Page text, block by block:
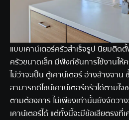
แบบเคาน์เตอร์ครัวสำเร็จรูป นิยมติด
ครัวขนาดเล็ก มีฟังก์ชันการใช้งานให้ค
ไม่ว่าจะเป็น ตู้เคาน์เตอร์ อ่างล้างจา
สามารถดีไซน์เคาน์เตอร์ครัวได้ตามใจ
ตามต้องการ ไม่เพียงเท่านั้นยังจัดวา
เคาน์เตอร์ได้ แต่ทั้งนี้จะมีข้อเสียตรงที่